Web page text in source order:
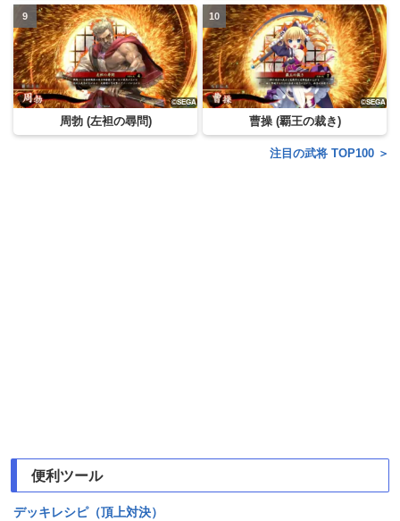
周勃 (左袒の尋問) 曹操 (覇王の裁き)
注目の武将 TOP100 ＞
便利ツール
デッキレシピ（頂上対決）